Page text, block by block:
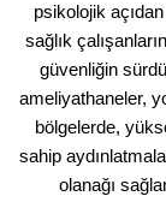
psikolojik
sağlık
güvenliğin
ameliyathaneler,
bölgelerde,
sahip
olanağı